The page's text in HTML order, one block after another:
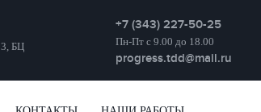
БЦ
+7 (343) 227-50-25
Пн-Пт с 9.00 до 18.00
progress.tdd@mail.ru